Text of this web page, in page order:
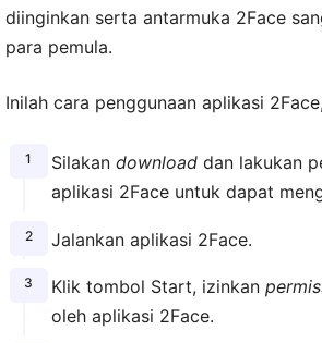
diinginkan serta antarmuka 2Face
para pemula.
Inilah cara penggunaan aplikasi
Silakan downloaddan lakukan
aplikasi 2Face untuk dapat
Jalankan aplikasi 2Face.
Klik tombol Start, izinkan
oleh aplikasi 2Face.